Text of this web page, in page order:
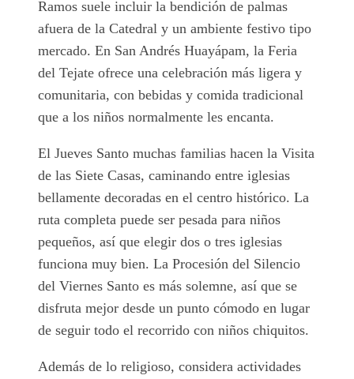
Ramos suele incluir la bendición de palmas
afuera de la Catedral y un ambiente festivo tipo
mercado. En San Andrés Huayápam, la Feria
del Tejate ofrece una celebración más ligera y
comunitaria, con bebidas y comida tradicional
que a los niños normalmente les encanta.
El Jueves Santo muchas familias hacen la Visita
de las Siete Casas, caminando entre iglesias
bellamente decoradas en el centro histórico. La
ruta completa puede ser pesada para niños
pequeños, así que elegir dos o tres iglesias
funciona muy bien. La Procesión del Silencio
del Viernes Santo es más solemne, así que se
disfruta mejor desde un punto cómodo en lugar
de seguir todo el recorrido con niños chiquitos.
Además de lo religioso, considera actividades